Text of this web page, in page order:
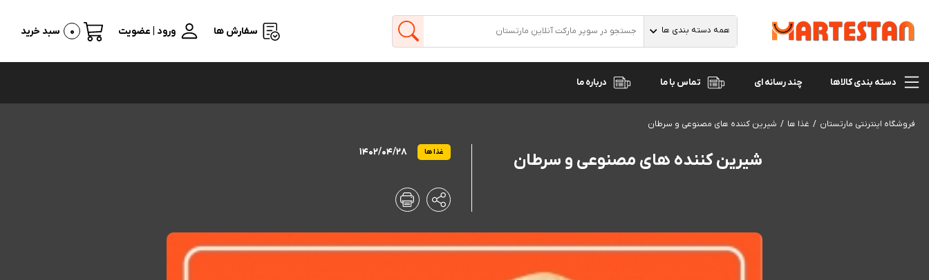
همه دسته بندی ها سفارش ها ورود | عضویت 0 سبد خرید
دسته بندی کالاها چند رسانه ای تماس با ما درباره ما
فروشگاه اینترنتی مارتستان غذا ها شیرین کننده های مصنوعی و سرطان
شیرین کننده های مصنوعی و سرطان غذا ها 1402/04/28